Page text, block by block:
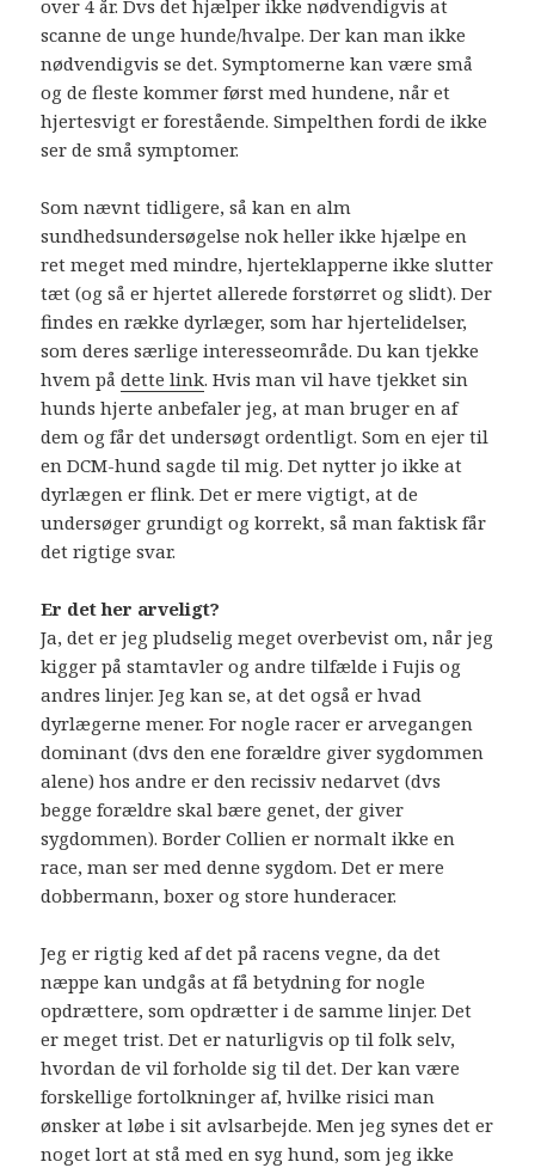
over 4 år. Dvs det hjælper ikke nødvendigvis at
scanne de unge hunde/hvalpe. Der kan man ikke
nødvendigvis se det. Symptomerne kan være små
og de fleste kommer først med hundene, når et
hjertesvigt er forestående. Simpelthen fordi de ikke
ser de små symptomer.
Som nævnt tidligere, så kan en alm
sundhedsundersøgelse nok heller ikke hjælpe en
ret meget med mindre, hjerteklapperne ikke slutter
tæt (og så er hjertet allerede forstørret og slidt). Der
findes en række dyrlæger, som har hjertelidelser,
som deres særlige interesseområde. Du kan tjekke
hvem pådette link. Hvis man vil have tjekket sin
hunds hjerte anbefaler jeg, at man bruger en af
dem og får det undersøgt ordentligt. Som en ejer til
en DCM-hund sagde til mig. Det nytter jo ikke at
dyrlægen er flink. Det er mere vigtigt, at de
undersøger grundigt og korrekt, så man faktisk får
det rigtige svar.
Er det her arveligt?
Ja, det er jeg pludselig meget overbevist om, når jeg
kigger på stamtavler og andre tilfælde i Fujis og
andres linjer. Jeg kan se, at det også er hvad
dyrlægerne mener. For nogle racer er arvegangen
dominant (dvs den ene forældre giver sygdommen
alene) hos andre er den recissiv nedarvet (dvs
begge forældre skal bære genet, der giver
sygdommen). Border Collien er normalt ikke en
race, man ser med denne sygdom. Det er mere
dobbermann, boxer og store hunderacer.
Jeg er rigtig ked af det på racens vegne, da det
næppe kan undgås at få betydning for nogle
opdrættere, som opdrætter i de samme linjer. Det
er meget trist. Det er naturligvis op til folk selv,
hvordan de vil forholde sig til det. Der kan være
forskellige fortolkninger af, hvilke risici man
ønsker at løbe i sit avlsarbejde. Men jeg synes det er
noget lort at stå med en syg hund, som jeg ikke